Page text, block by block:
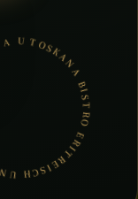
CUCINA ETIOPE ED ERITREA •